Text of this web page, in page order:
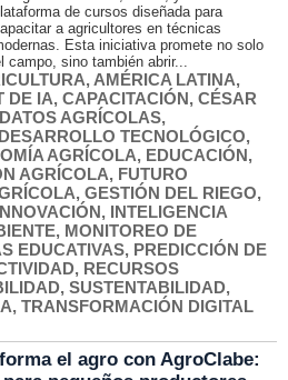
de cursos diseñada para
a agricultores en técnicas
Esta iniciativa promete no solo
campo, sino también abrir...
, AMÉRICA LATINA,
DE IA, CAPACITACIÓN, CÉSAR
DATOS AGRÍCOLAS,
DESARROLLO TECNOLÓGICO,
AGRÍCOLA, EDUCACIÓN,
AGRÍCOLA, FUTURO
, GESTIÓN DEL RIEGO,
, INTELIGENCIA
, MONITOREO DE
EDUCATIVAS, PREDICCIÓN DE
, RECURSOS
, SUSTENTABILIDAD,
, TRANSFORMACIÓN DIGITAL
el agro con AgroClabe: